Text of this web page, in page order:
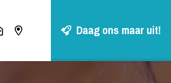
Daag ons maar uit!